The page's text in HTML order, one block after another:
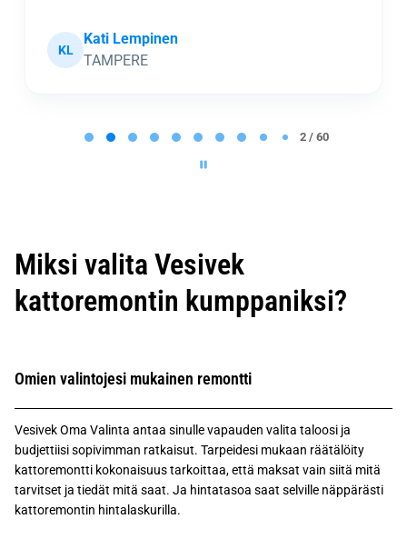
KL
Kati Lempinen
TAMPERE
0
2 / 60
Miksi valita Vesivek
kattoremontin kumppaniksi?
Omien valintojesi mukainen remontti
Vesivek Oma Valinta antaa sinulle vapauden valita taloosi ja
budjettiisi sopivimman ratkaisut. Tarpeidesi mukaan räätälöity
kattoremontti kokonaisuus tarkoittaa, että maksat vain siitä mitä
tarvitset ja tiedät mitä saat. Ja hintatasoa saat selville näppärästi
kattoremontin hintalaskurilla.